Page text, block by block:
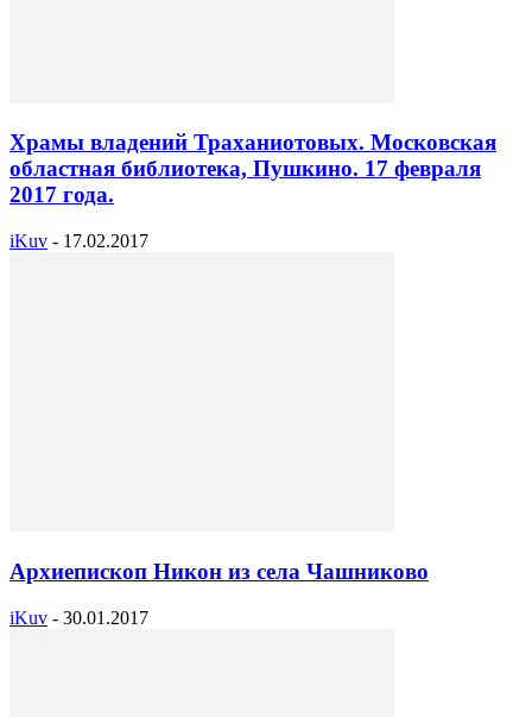
Храмы владений Траханиотовых. Московская
областная библиотека, Пушкино. 17 февраля
2017 года.
iKuv - 17.02.2017
Архиепископ Никон из села Чашниково
iKuv - 30.01.2017